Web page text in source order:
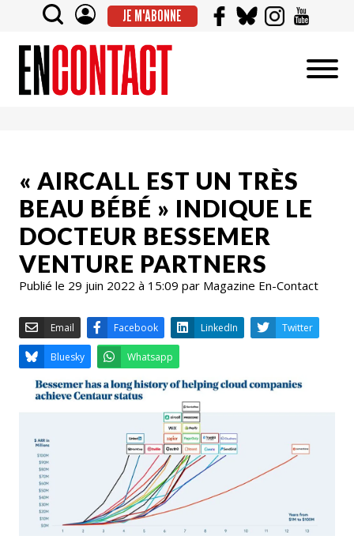
JE M'ABONNE
« AIRCALL EST UN TRÈS
BEAU BÉBÉ » INDIQUE LE
DOCTEUR BESSEMER
VENTURE PARTNERS
Publié le 29 juin 2022 à 15:09 par Magazine En-Contact
Facebook
Whatsapp